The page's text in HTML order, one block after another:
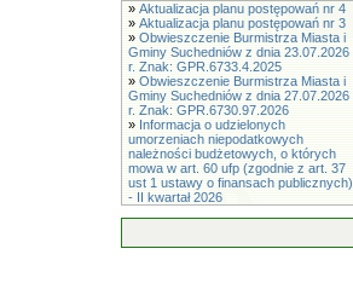
» Aktualizacja planu postępowań nr 4
» Aktualizacja planu postępowań nr 3
» Obwieszczenie Burmistrza Miasta i
Gminy Suchedniów z dnia 23.07.2026
r. Znak: GPR.6733.4.2025
» Obwieszczenie Burmistrza Miasta i
Gminy Suchedniów z dnia 27.07.2026
r. Znak: GPR.6730.97.2026
» Informacja o udzielonych
umorzeniach niepodatkowych
należności budżetowych, o których
mowa w art. 60 ufp (zgodnie z art. 37
ust 1 ustawy o finansach publicznych)
- II kwartał 2026